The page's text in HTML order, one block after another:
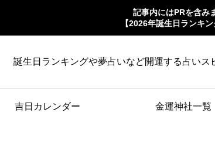
記事内にはPRを含み
【2026年誕生日ランキン
誕生日ランキングや夢占いなど開運する占いス
吉日カレンダー 金運神社一覧